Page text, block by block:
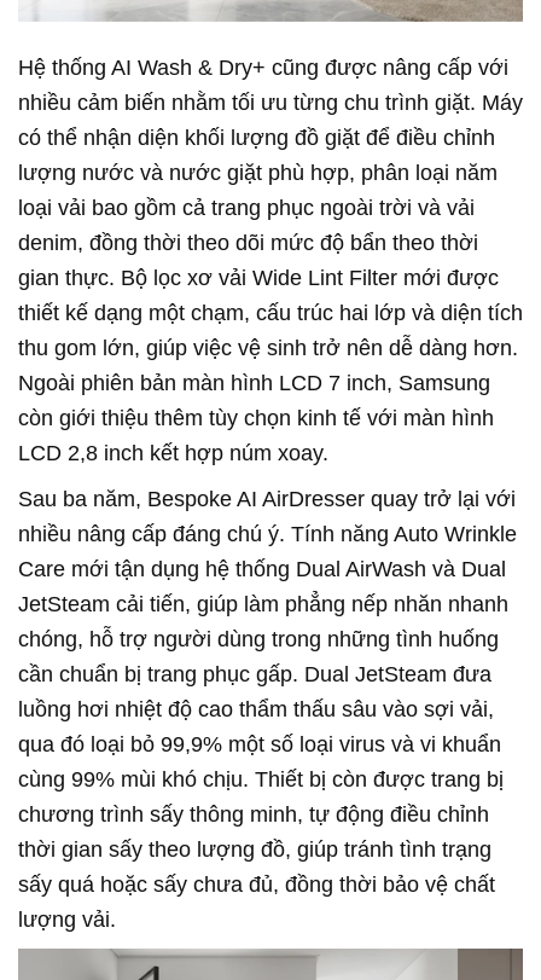
Hệ thống AI Wash & Dry+ cũng được nâng cấp với
nhiều cảm biến nhằm tối ưu từng chu trình giặt. Máy
có thể nhận diện khối lượng đồ giặt để điều chỉnh
lượng nước và nước giặt phù hợp, phân loại năm
loại vải bao gồm cả trang phục ngoài trời và vải
denim, đồng thời theo dõi mức độ bẩn theo thời
gian thực. Bộ lọc xơ vải Wide Lint Filter mới được
thiết kế dạng một chạm, cấu trúc hai lớp và diện tích
thu gom lớn, giúp việc vệ sinh trở nên dễ dàng hơn.
Ngoài phiên bản màn hình LCD 7 inch, Samsung
còn giới thiệu thêm tùy chọn kinh tế với màn hình
LCD 2,8 inch kết hợp núm xoay.
Sau ba năm, Bespoke AI AirDresser quay trở lại với
nhiều nâng cấp đáng chú ý. Tính năng Auto Wrinkle
Care mới tận dụng hệ thống Dual AirWash và Dual
JetSteam cải tiến, giúp làm phẳng nếp nhăn nhanh
chóng, hỗ trợ người dùng trong những tình huống
cần chuẩn bị trang phục gấp. Dual JetSteam đưa
luồng hơi nhiệt độ cao thẩm thấu sâu vào sợi vải,
qua đó loại bỏ 99,9% một số loại virus và vi khuẩn
cùng 99% mùi khó chịu. Thiết bị còn được trang bị
chương trình sấy thông minh, tự động điều chỉnh
thời gian sấy theo lượng đồ, giúp tránh tình trạng
sấy quá hoặc sấy chưa đủ, đồng thời bảo vệ chất
lượng vải.